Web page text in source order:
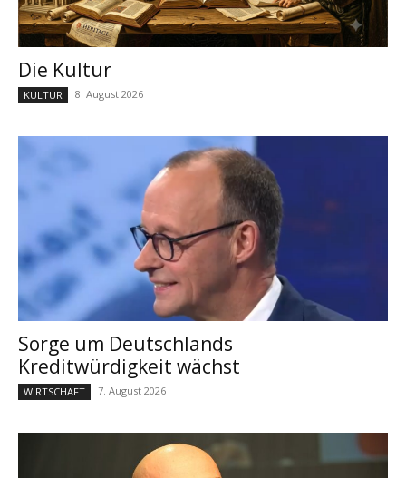
Die Kultur
KULTUR 8. August 2026
Sorge um Deutschlands
Kreditwürdigkeit wächst
WIRTSCHAFT 7. August 2026